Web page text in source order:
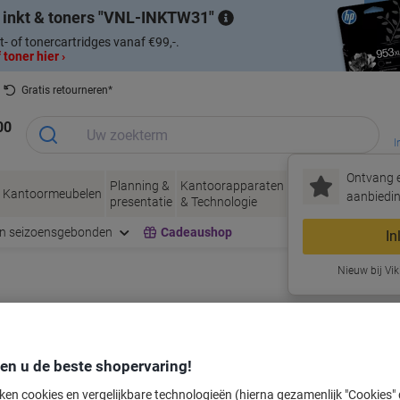
inkt & toners VNL-INKTW31
of tonercartridges vanaf €99,-.
hier ›
Gratis retourneren*
Ontvang
Nieuw bij
Kantoormeubelen
Planning &
presentatie
Kantoorapparaten
& Technologie
Inkt &
Toner
Papier,
& Verpakken
seizoensgebonden Cadeaushop
voor uw printer
Kies merk, reeks en model uit de opties hieronder
u de beste shopervaring!
cookies en vergelijkbare technologieën (hierna gezamenlijk "Cookies"